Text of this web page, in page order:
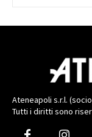
Ateneapoli s.r.l.
Tutti i diritti sono